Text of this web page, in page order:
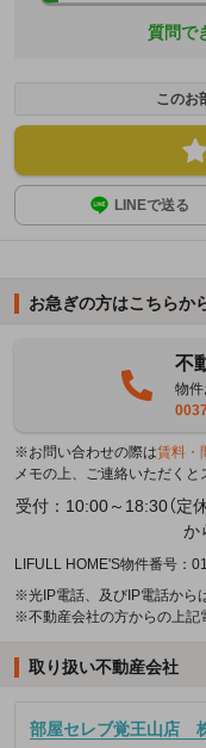
質問で
このお
LINEで送る
お急ぎの方はこちらか
不
物
※お問い合わせの際は賃料・
メモの上、ご連絡いただくと
受付：10:00～18:30（定
か
LIFULL HOME'S物件番号：
※光IP電話、及びIP電話から
※不動産会社の方からの上記
取り扱い不動産会社
部屋セレブ覚王山店